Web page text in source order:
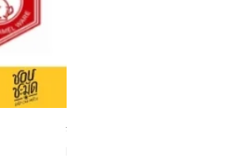
ชามเคลือบ Enamel Food grade ล